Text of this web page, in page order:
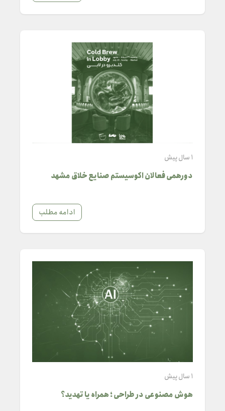
1 سال پیش
دورهمی فعالان اکوسیستم صنایع خلاق مشهد
ادامه مطلب
1 سال پیش
هوش مصنوعی در طراحی ؛ همراه یا تهدید؟